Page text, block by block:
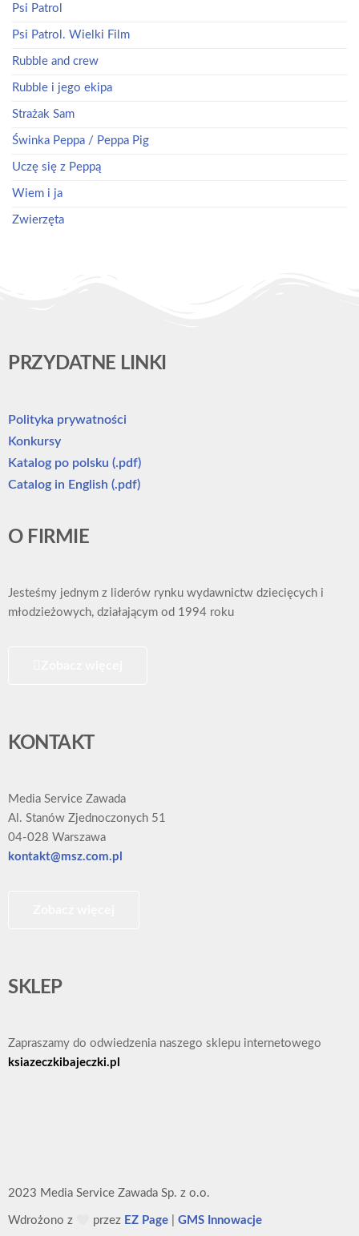
Psi Patrol
Psi Patrol. Wielki Film
Rubble and crew
Rubble i jego ekipa
Strażak Sam
Świnka Peppa / Peppa Pig
Uczę się z Peppą
Wiem i ja
Zwierzęta
PRZYDATNE LINKI
Polityka prywatności
Konkursy
Katalog po polsku (.pdf)
Catalog in English (.pdf)
O FIRMIE
Jesteśmy jednym z liderów rynku wydawnictw dziecięcych i
młodzieżowych, działającym od 1994 roku
KONTAKT
Media Service Zawada
Al. Stanów Zjednoczonych 51
04-028 Warszawa
kontakt@msz.com.pl
SKLEP
Zapraszamy do odwiedzenia naszego sklepu internetowego
ksiazeczkibajeczki.pl
2023 Media Service Zawada Sp. z o.o.
Wdrożono z przez EZ Page |GMS Innowacje